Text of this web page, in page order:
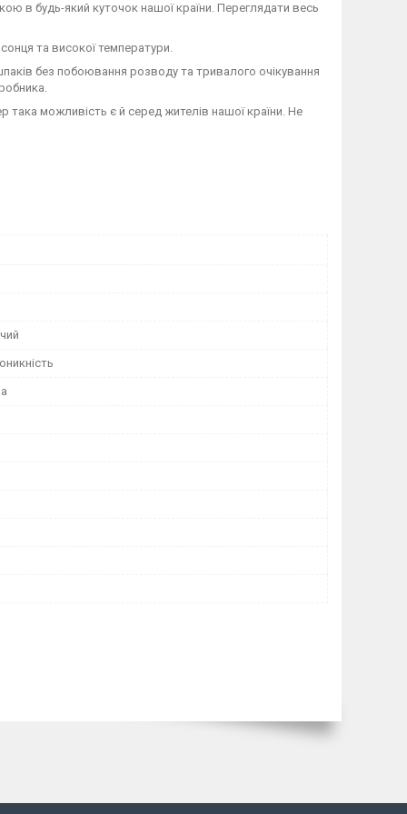
в будь-який куточок нашої країни. Переглядати весь
та високої температури.
без побоювання розводу та тривалого очікування
така можливість є й серед жителів нашої країни. Не